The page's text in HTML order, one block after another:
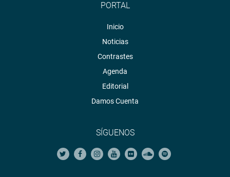
PORTAL
Inicio
Noticias
Contrastes
Agenda
Editorial
Damos Cuenta
SÍGUENOS